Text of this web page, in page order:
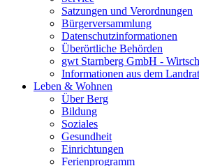
Satzungen und Verordnungen
Bürgerversammlung
Datenschutzinformationen
Überörtliche Behörden
gwt Starnberg GmbH -
Informationen aus dem
Leben & Wohnen
Über Berg
Bildung
Soziales
Gesundheit
Einrichtungen
Ferienprogramm